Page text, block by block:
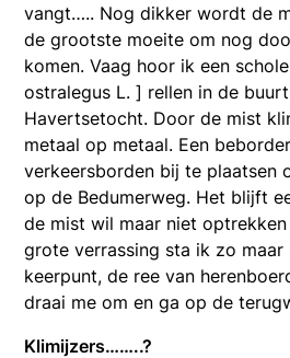
vangt….. Nog dikker wordt de
de grootste moeite om nog
komen. Vaag hoor ik een
ostralegus L. ] rellen in de
Havertsetocht. Door de mist
metaal op metaal. Een
verkeersborden bij te plaatsen
op de Bedumerweg. Het blijft
de mist wil maar niet
grote verrassing sta ik zo maar
keerpunt, de ree van
draai me om en ga op de
Klimijzers……..?